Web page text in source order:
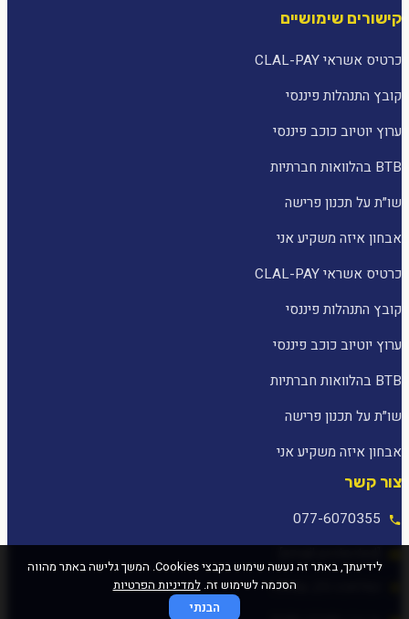
קישורים שימושיים
כרטיס אשראי CLAL-PAY
קובץ התנהלות פיננסי
ערוץ יוטיוב כוכב פיננסי
BTB בהלוואות חברתיות
שו״ת על תכנון פרישה
אבחון איזה משקיע אני
כרטיס אשראי CLAL-PAY
קובץ התנהלות פיננסי
ערוץ יוטיוב כוכב פיננסי
BTB בהלוואות חברתיות
שו״ת על תכנון פרישה
אבחון איזה משקיע אני
צור קשר
077-6070355
לידיעתך, באתר זה נעשה שימוש בקבצי Cookies. המשך גלישה באתר מהווה
הסכמה לשימוש זה.למדיניות הפרטיות
הבנתי